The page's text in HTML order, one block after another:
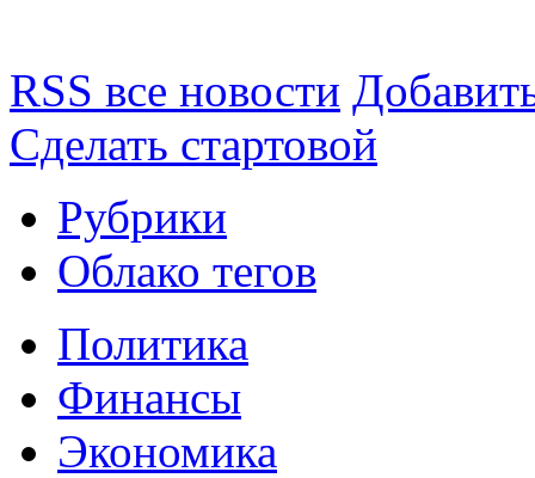
RSS все новости
Сделать стартовой
Рубрики
Облако тегов
Политика
Финансы
Экономика